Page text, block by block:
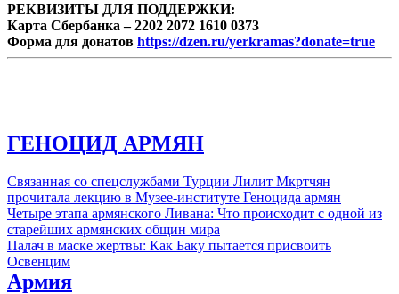
РЕКВИЗИТЫ ДЛЯ ПОДДЕРЖКИ:
Карта Сбербанка – 2202 2072 1610 0373
Форма для донатов https://dzen.ru/yerkramas?donate=true
ГЕНОЦИД АРМЯН
Связанная со спецслужбами Турции Лилит Мкртчян
прочитала лекцию в Музее-институте Геноцида армян
Четыре этапа армянского Ливана: Что происходит с одной из
старейших армянских общин мира
Палач в маске жертвы: Как Баку пытается присвоить
Освенцим
Армия